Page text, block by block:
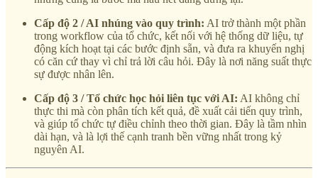
Cấp độ 2 / AI nhúng vào quy trình: AI trở thành một phần
trong workflow của tổ chức, kết nối với hệ thống dữ liệu, tự
động kích hoạt tại các bước định sẵn, và đưa ra khuyến nghị
có căn cứ thay vì chỉ trả lời câu hỏi. Đây là nơi năng suất thực
sự được nhân lên.
Cấp độ 3 / Tổ chức học hỏi liên tục với AI: AI không chỉ
thực thi mà còn phân tích kết quả, đề xuất cải tiến quy trình,
và giúp tổ chức tự điều chỉnh theo thời gian. Đây là tầm nhìn
dài hạn, và là lợi thế cạnh tranh bền vững nhất trong kỷ
nguyên AI.